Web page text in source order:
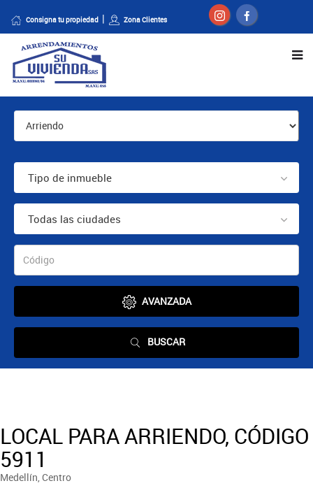
Consigna tu propiedad Zona Clientes
Tipo de inmueble
Todas las ciudades
AVANZADA
BUSCAR
LOCAL PARA ARRIENDO, CÓDIGO
5911
Medellín, Centro